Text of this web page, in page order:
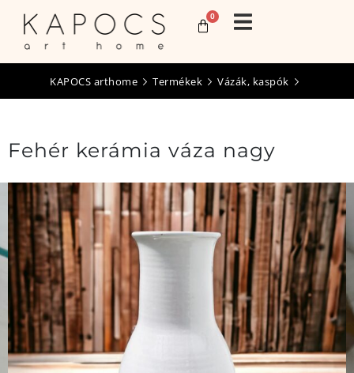
0
KAPOCS arthome Termékek Vázák, kaspók
Fehér kerámia váza nagy